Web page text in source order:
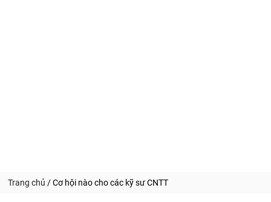
Trang chủ /Cơ hội nào cho các kỹ sư CNTT